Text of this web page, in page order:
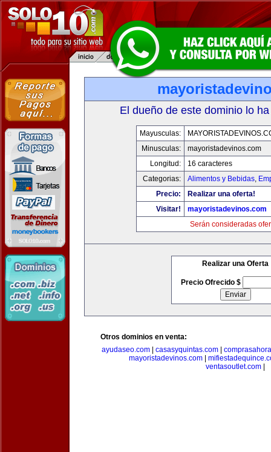
El dueño de este dominio lo
Mayusculas:
Minusculas:
mayoristadevinos.com
Longitud:
16 caracteres
Categorias:
Alimentos y Bebidas,
Precio:
Realizar una oferta!
Visitar!
mayoristadevinos.com
Serán consideradas
Realizar una Oferta
Precio Ofrecido $
Otros dominios en venta:
ayudaseo.com
casasyquintas.com
mayoristadevinos.com
ventasoutlet.com